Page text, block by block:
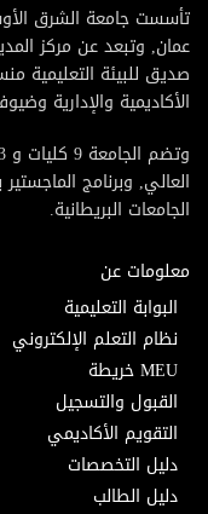
صديق للبيئة التعليمية
الأكاديمية والإدارية
العالي, وبرنامج
الجامعات البريطانية.
معلومات عن
البوابة التعليمية
نظام التعلم الإلكتروني
MEU خريطة
القبول والتسجيل
التقويم الأكاديمي
دليل التخصصات
دليل الطالب